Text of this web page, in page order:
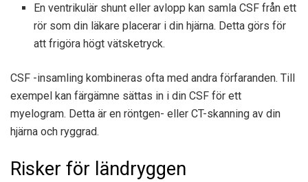
En ventrikulär shunt eller avlopp kan samla CSF från ett
rör som din läkare placerar i din hjärna. Detta görs för
att frigöra högt vätsketryck.
CSF -insamling kombineras ofta med andra förfaranden. Till
exempel kan färgämne sättas in i din CSF för ett
myelogram. Detta är en röntgen- eller CT-skanning av din
hjärna och ryggrad.
Risker för ländryggen